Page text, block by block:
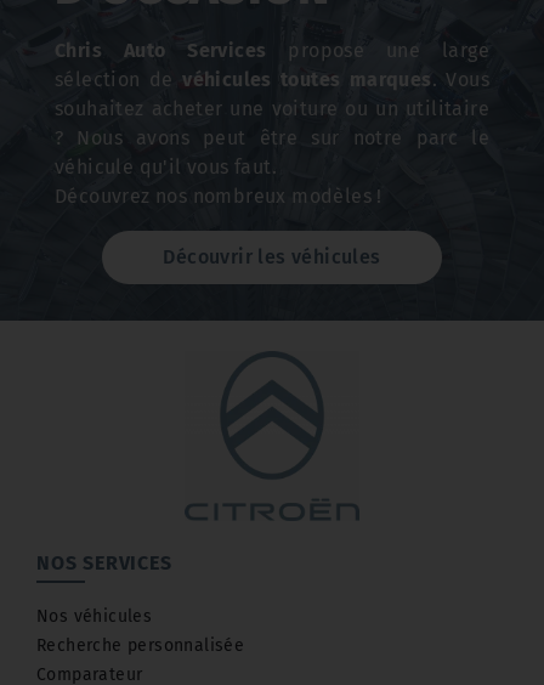
Chris Auto Services propose une large
sélection devéhicules toutes marques. Vous
souhaitez acheter une voiture ou un utilitaire
? Nous avons peut être sur notre parc le
véhicule qu'il vous faut.
Découvrez nos nombreux modèles !
Découvrir les véhicules
NOS SERVICES
Nos véhicules
Recherche personnalisée
Comparateur